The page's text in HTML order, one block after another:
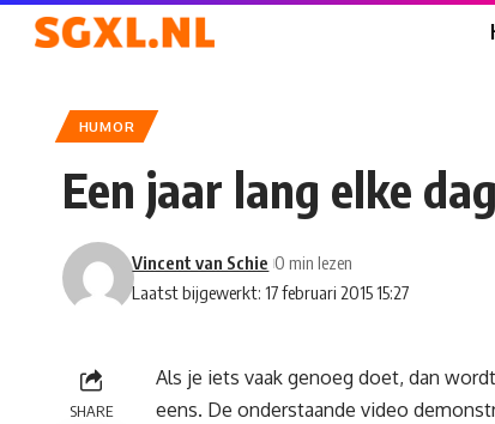
HUMOR
Een jaar lang elke
Laatst bijgewerkt: 17 februari 2015 15:27
Vincent van Schie 0 min lezen
SHARE
Als je iets vaak genoeg doet, dan
eens. De onderstaande video